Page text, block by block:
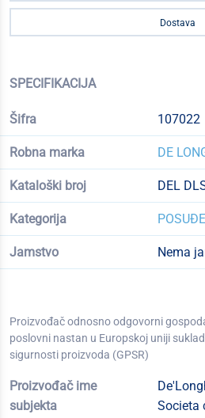
Dostava
SPECIFIKACIJA
Šifra 107022
Robna marka DE
Kataloški broj DEL
Kategorija POSUĐE
Jamstvo Nema
Proizvođač odnosno odgovorni
poslovni nastan u Europskoj uniji
sigurnosti proizvoda (GPSR)
Proizvođač ime
subjekta
Societa